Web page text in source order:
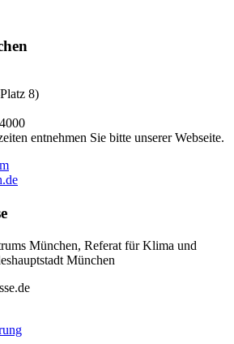
8)
entnehmen Sie bitte unserer Webseite.
München, Referat für Klima und
München